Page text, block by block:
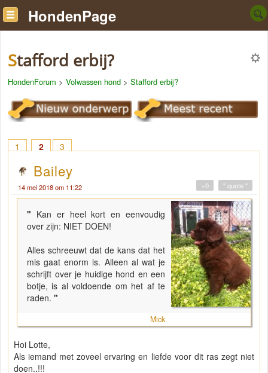
HondenPage
Stafford erbij?
HondenForum > Volwassen hond > Stafford erbij?
1 2 3
Bailey
14 mei 2018 om 11:22 " quote "
+0
" Kan er heel kort en eenvoudig
over zijn: NIET DOEN!
Alles schreeuwt dat de kans dat het
mis gaat enorm is. Alleen al wat je
schrijft over je huidige hond en een
botje, is al voldoende om het af te
raden. "
Mick
Hoi Lotte,
Als iemand met zoveel ervaring en liefde voor dit ras zegt niet
doen..!!!